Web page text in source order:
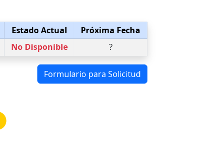
Estado Actual
Próxima Fecha
No Disponible ?
Formulario para Solicitud